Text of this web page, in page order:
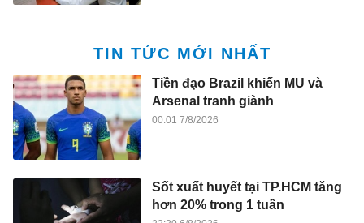
TIN TỨC MỚI NHẤT
Tiền đạo Brazil khiến MU và
Arsenal tranh giành
00:01 7/8/2026
Sốt xuất huyết tại TP.HCM tăng
hơn 20% trong 1 tuần